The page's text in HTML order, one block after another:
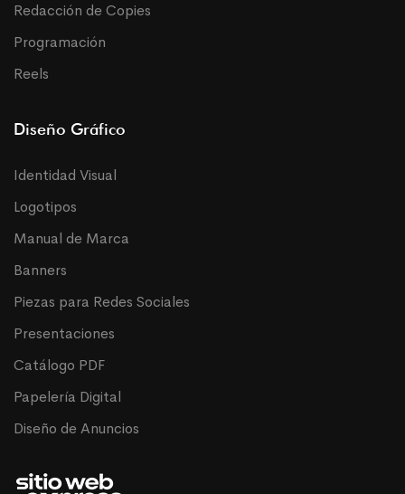
Redacción de Copies
Programación
Reels
Diseño Gráfico
Identidad Visual
Logotipos
Manual de Marca
Banners
Piezas para Redes Sociales
Presentaciones
Catálogo PDF
Papelería Digital
Diseño de Anuncios